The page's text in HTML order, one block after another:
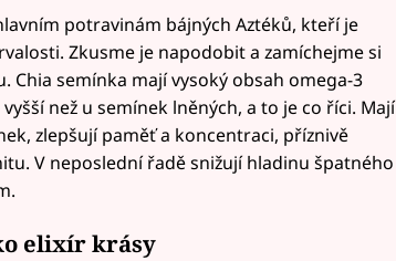
potravinám bájných Aztéků, kteří je
Zkusme je napodobit a zamíchejme si
Chia semínka mají vysoký obsah omega-3
než u semínek lněných, a to je co říci. Mají
zlepšují paměť a koncentraci, příznivě
V neposlední řadě snižují hladinu špatného
elixír krásy